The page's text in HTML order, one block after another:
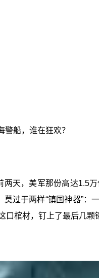
警船，谁在狂欢？
天，美军那份高达1.5
过于两样“镇国神器”
口棺材，钉上了最后几颗